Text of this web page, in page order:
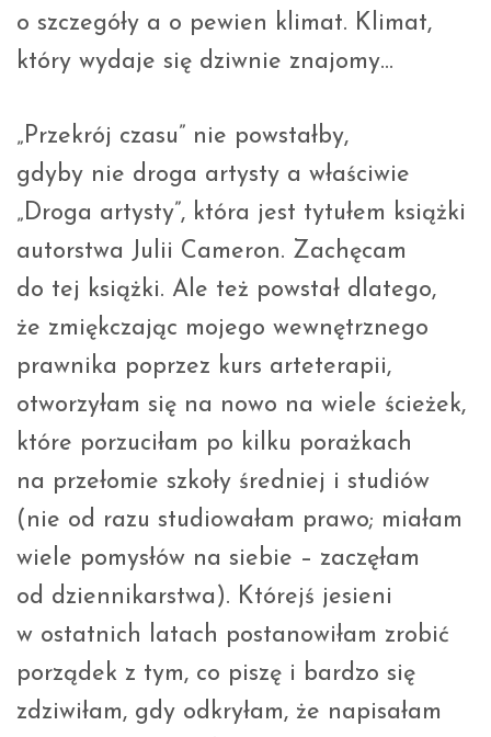
o szczegóły a o pewien klimat. Klimat,
który wydaje się dziwnie znajomy…
„Przekrój czasu” nie powstałby,
gdyby nie droga artysty a właściwie
„Droga artysty”, która jest tytułem książki
autorstwa Julii Cameron. Zachęcam
do tej książki. Ale też powstał dlatego,
że zmiękczając mojego wewnętrznego
prawnika poprzez kurs arteterapii,
otworzyłam się na nowo na wiele ścieżek,
które porzuciłam po kilku porażkach
na przełomie szkoły średniej i studiów
(nie od razu studiowałam prawo; miałam
wiele pomysłów na siebie – zaczęłam
od dziennikarstwa). Którejś jesieni
w ostatnich latach postanowiłam zrobić
porządek z tym, co piszę i bardzo się
zdziwiłam, gdy odkryłam, że napisałam